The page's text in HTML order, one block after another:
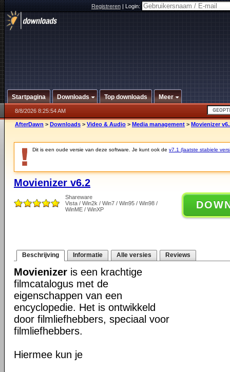
Registreren|Login:
Startpagina Downloads Top downloads Meer
8/8/2026 8:25:54 AM
AfterDawn > Downloads > Video & Audio > Media management > Movienizer
Dit is een oude versie van deze software. Je kunt ook de v7.1 (laatste stabiele
Movienizer v6.2
Shareware
Vista / Win2k / Win7 / Win95 / Win98 /
WinME / WinXP
Beschrijving Informatie Alle versies Reviews
Movienizer is een krachtige
filmcatalogus met de
eigenschappen van een
encyclopedie. Het is ontwikkeld
door filmliefhebbers, speciaal voor
filmliefhebbers.
Hiermee kun je